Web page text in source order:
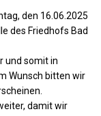
den 16.06.2025
des Friedhofs Bad
und somit in
Wunsch bitten wir
damit wir